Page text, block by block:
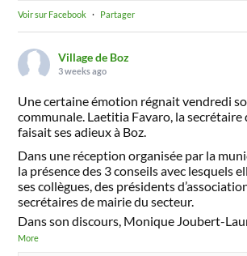
Voir sur Facebook · Partager
Village de Boz
3 weeks ago
Une certaine émotion régnait vendredi
communale. Laetitia Favaro, la secrétaire
faisait ses adieux à Boz.
Dans une réception organisée par la
la présence des 3 conseils avec lesquels
ses collègues, des présidents
secrétaires de mairie du secteur.
Dans son discours, Monique Joubert-
More